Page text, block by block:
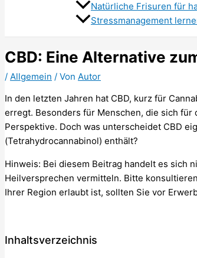
Natürliche Frisuren für
Stressmanagement
CBD: Eine Alternative
/ Allgemein / Von Autor
In den letzten Jahren hat CBD, kurz für
erregt. Besonders für Menschen, die sich
Perspektive. Doch was unterscheidet CBD
(Tetrahydrocannabinol) enthält?
Hinweis: Bei diesem Beitrag handelt es sich
Heilversprechen vermitteln. Bitte
Ihrer Region erlaubt ist, sollten Sie vor
Inhaltsverzeichnis